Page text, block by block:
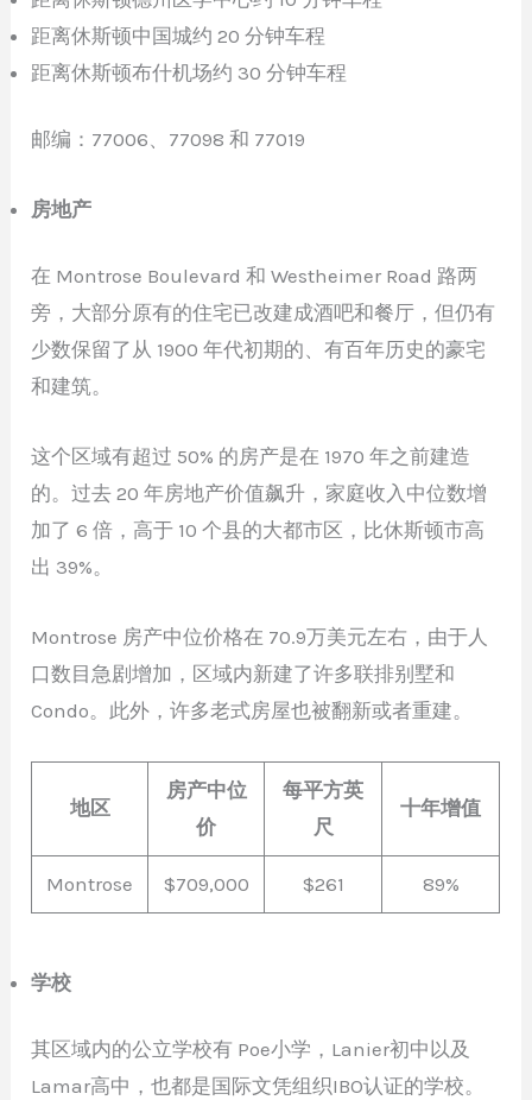
距离休斯顿中国城约 20 分钟车程
距离休斯顿布什机场约 30 分钟车程
邮编：77006、77098 和 77019
房地产
在 Montrose Boulevard 和 Westheimer Road 路两
旁，大部分原有的住宅已改建成酒吧和餐厅，但仍有
少数保留了从 1900 年代初期的、有百年历史的豪宅
和建筑。
这个区域有超过 50% 的房产是在 1970 年之前建造
的。过去 20 年房地产价值飙升，家庭收入中位数增
加了 6 倍，高于 10 个县的大都市区，比休斯顿市高
出 39%。
Montrose 房产中位价格在 70.9万美元左右，由于人
口数目急剧增加，区域内新建了许多联排别墅和
Condo。此外，许多老式房屋也被翻新或者重建。
地区
房产中位
价
每平方英
尺
十年增值
Montrose $709,000 $261 89%
学校
其区域内的公立学校有 Poe小学，Lanier初中以及
Lamar高中，也都是国际文凭组织IBO认证的学校。